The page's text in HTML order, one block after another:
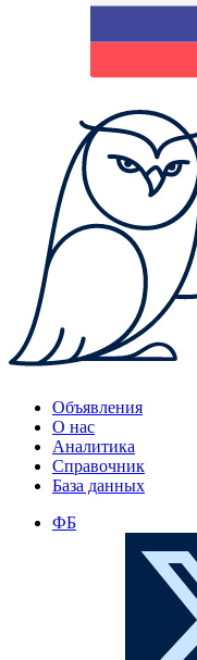
Объявления
О нас
Аналитика
Справочник
База данных
ФБ